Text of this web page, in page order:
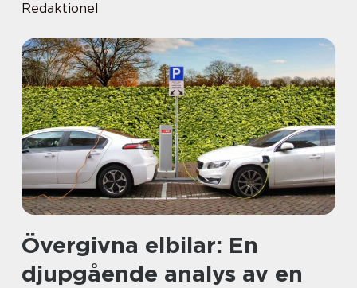
Redaktionel
Övergivna elbilar: En
djupgående analys av en